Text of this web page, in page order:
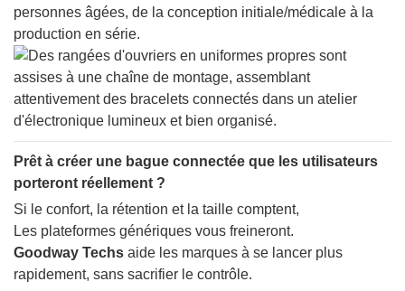
personnes âgées, de la conception initiale/médicale à la
production en série.
Prêt à créer une bague connectée que les utilisateurs
porteront réellement ?
Si le confort, la rétention et la taille comptent,
Les plateformes génériques vous freineront.
Goodway Techs aide les marques à se lancer plus
rapidement, sans sacrifier le contrôle.